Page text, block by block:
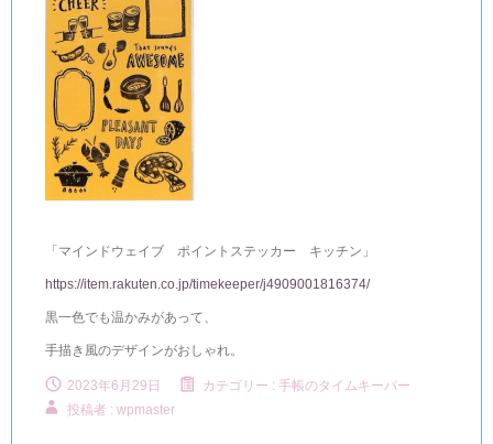
「マインドウェイブ ポイントステッカー キッチン」
https://item.rakuten.co.jp/timekeeper/j4909001816374/
黒一色でも温かみがあって、
手描き風のデザインがおしゃれ。
2023年6月29日 カテゴリー : 手帳のタイムキーパー
投稿者 : wpmaster